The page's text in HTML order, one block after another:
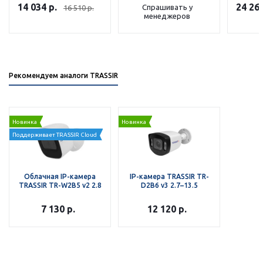
14 034 р. 16 510р.
Спрашивать у
менеджеров
24
Рекомендуем аналоги TRASSIR
Новинка
Поддерживает TRASSIR Cloud
Облачная IP-камера
TRASSIR TR-W2B5 v2 2.8
7 130р.
Новинка
IP-камера TRASSIR TR-
D2B6 v3 2.7–13.5
12 120 р.